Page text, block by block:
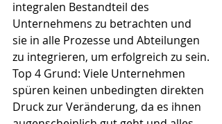
integralen Bestandteil des
Unternehmens zu betrachten und
sie in alle Prozesse und Abteilungen
zu integrieren, um erfolgreich zu sein.
Top 4 Grund: Viele Unternehmen
spüren keinen unbedingten direkten
Druck zur Veränderung, da es ihnen